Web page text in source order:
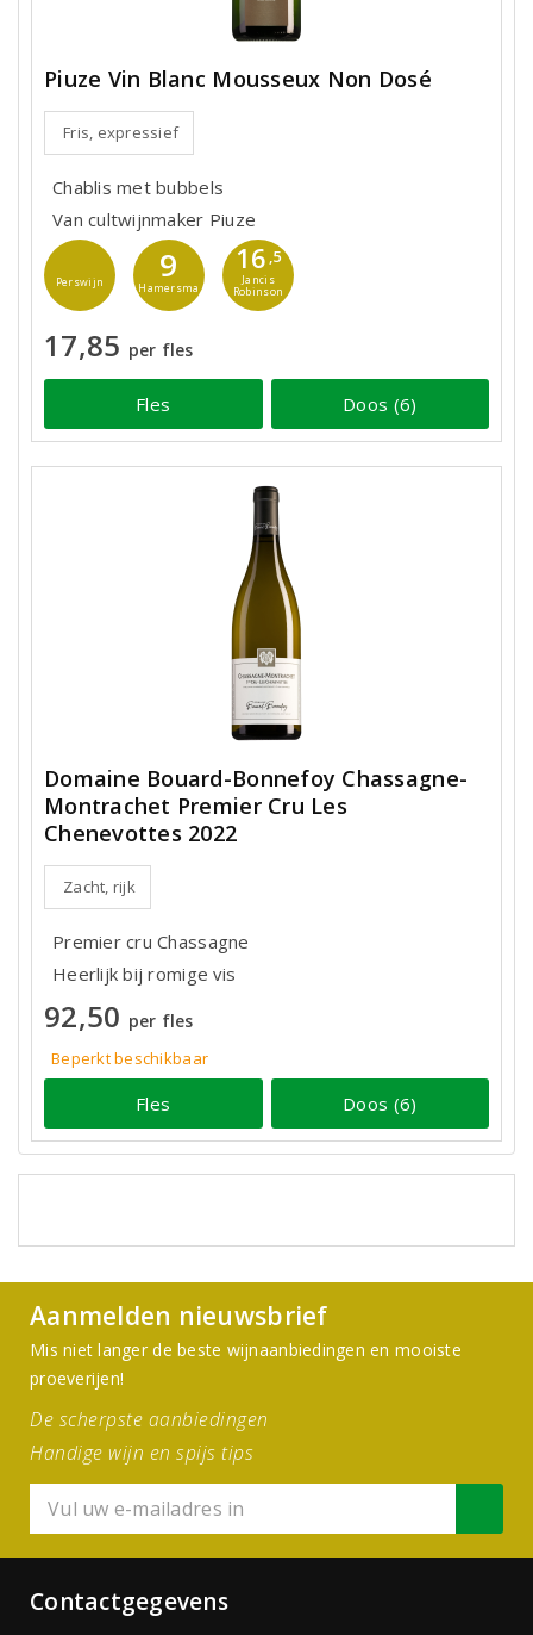
Piuze Vin Blanc Mousseux Non Dosé
Fris, expressief
Chablis met bubbels
Van cultwijnmaker Piuze
Perswijn 9
Hamersma
16 ,5
Jancis
Robinson
17,85 per fles
Fles Doos (6)
Domaine Bouard-Bonnefoy Chassagne-
Montrachet Premier Cru Les
Chenevottes 2022
Zacht, rijk
Premier cru Chassagne
Heerlijk bij romige vis
92,50 per fles
Beperkt beschikbaar
Fles Doos (6)
Aanmelden nieuwsbrief
Mis niet langer de beste wijnaanbiedingen en mooiste
proeverijen!
De scherpste aanbiedingen
Handige wijn en spijs tips
Contactgegevens